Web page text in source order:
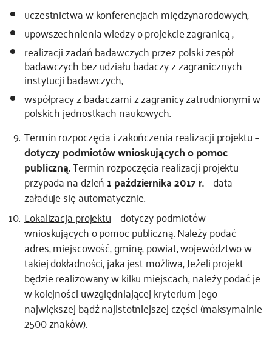
uczestnictwa w konferencjach międzynarodowych,
upowszechnienia wiedzy o projekcie zagranicą ,
realizacji zadań badawczych przez polski zespół
badawczych bez udziału badaczy z zagranicznych
instytucji badawczych,
współpracy z badaczami z zagranicy zatrudnionymi w
polskich jednostkach naukowych.
Termin rozpoczęcia i zakończenia realizacji projektu–
dotyczy podmiotów wnioskujących o pomoc
publiczną.Termin rozpoczęcia realizacji projektu
przypada na dzień1 października 2017 r.– data
załaduje się automatycznie.
Lokalizacja projektu– dotyczy podmiotów
wnioskujących o pomoc publiczną. Należy podać
adres, miejscowość, gminę, powiat, województwo w
takiej dokładności, jaka jest możliwa, Jeżeli projekt
będzie realizowany w kilku miejscach, należy podać je
w kolejności uwzględniającej kryterium jego
największej bądź najistotniejszej części (maksymalnie
2500 znaków).